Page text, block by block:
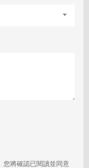
您將確認已閱讀並同意